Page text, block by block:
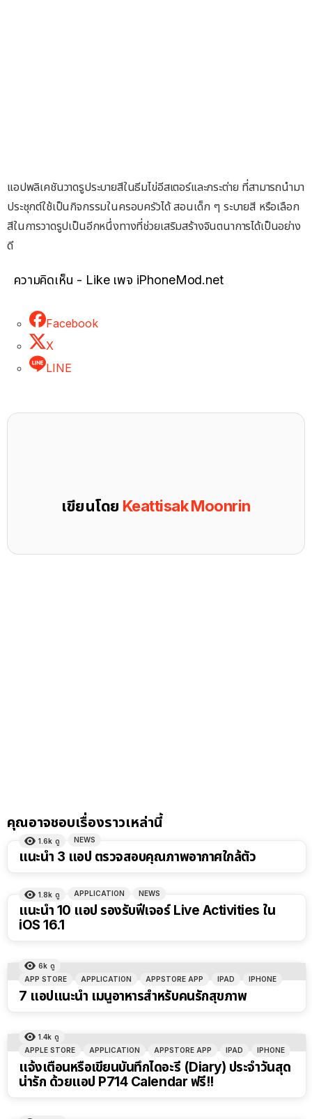
แอปพลิเคชันวาดรูประบายสีในธีมไข่อีสเตอร์และกระต่าย ที่สามารถนำมา
ประชุกต์ใช้เป็นกิจกรรมในครอบครัวได้ สอนเด็ก ๆ ระบายสี หรือเลือก
สีในการวาดรูปเป็นอีกหนึ่งทางที่ช่วยเสริมสร้างจินตนาการได้เป็นอย่าง
ดี
ความคิดเห็น - Like เพจ iPhoneMod.net
Facebook
X
LINE
เขียนโดย Keattisak Moonrin
คุณอาจชอบเรื่องราวเหล่านี้
1.6k ดู NEWS
แนะนำ 3 แอป ตรวจสอบคุณภาพอากาศใกล้ตัว
1.8k ดู APPLICATION NEWS
แนะนำ 10 แอป รองรับฟีเจอร์ Live Activities ใน
iOS 16.1
6k ดู
APP STORE
APPLICATION APPSTORE APP IPAD IPHONE
7 แอปแนะนำ เมนูอาหารสำหรับคนรักสุขภาพ
1.4k ดู
APPLE STORE
APPLICATION APPSTORE APP IPAD IPHONE
แจ้งเตือนหรือเขียนบันทึกไดอะรี่ (Diary) ประจำวันสุด
น่ารัก ด้วยแอป P714 Calendar ฟรี!!